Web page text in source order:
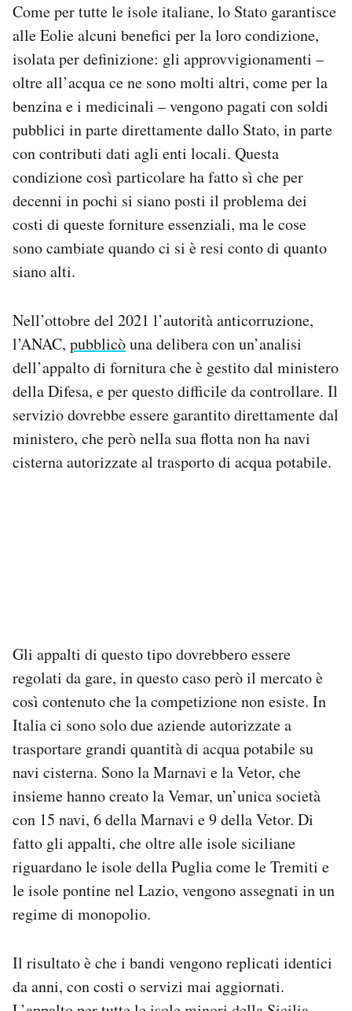
Come per tutte le isole italiane, lo Stato garantisce
alle Eolie alcuni benefici per la loro condizione,
isolata per definizione: gli approvvigionamenti –
oltre all’acqua ce ne sono molti altri, come per la
benzina e i medicinali – vengono pagati con soldi
pubblici in parte direttamente dallo Stato, in parte
con contributi dati agli enti locali. Questa
condizione così particolare ha fatto sì che per
decenni in pochi si siano posti il problema dei
costi di queste forniture essenziali, ma le cose
sono cambiate quando ci si è resi conto di quanto
siano alti.
Nell’ottobre del 2021 l’autorità anticorruzione,
l’ANAC, pubblicòuna delibera con un’analisi
dell’appalto di fornitura che è gestito dal ministero
della Difesa, e per questo difficile da controllare. Il
servizio dovrebbe essere garantito direttamente dal
ministero, che però nella sua flotta non ha navi
cisterna autorizzate al trasporto di acqua potabile.
Gli appalti di questo tipo dovrebbero essere
regolati da gare, in questo caso però il mercato è
così contenuto che la competizione non esiste. In
Italia ci sono solo due aziende autorizzate a
trasportare grandi quantità di acqua potabile su
navi cisterna. Sono la Marnavi e la Vetor, che
insieme hanno creato la Vemar, un’unica società
con 15 navi, 6 della Marnavi e 9 della Vetor. Di
fatto gli appalti, che oltre alle isole siciliane
riguardano le isole della Puglia come le Tremiti e
le isole pontine nel Lazio, vengono assegnati in un
regime di monopolio.
Il risultato è che i bandi vengono replicati identici
da anni, con costi o servizi mai aggiornati.